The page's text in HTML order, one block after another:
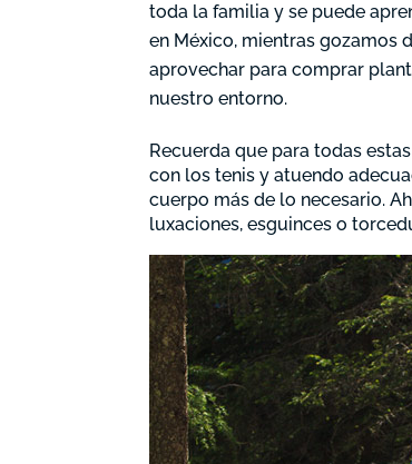
toda la familia y se puede
en México, mientras gozamos
aprovechar para comprar
nuestro entorno.
Recuerda que para todas
con los tenis y atuendo
cuerpo más de lo necesario.
luxaciones, esguinces o